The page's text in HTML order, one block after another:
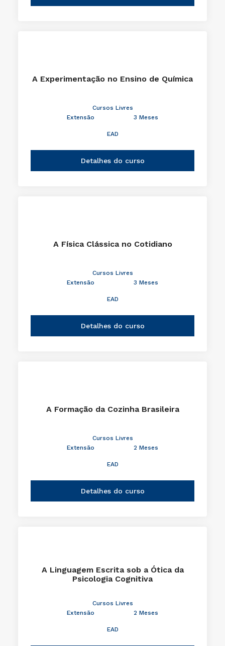
A Experimentação no Ensino de Química
Cursos Livres
Extensão
3 Meses
EAD
Detalhes do curso
A Física Clássica no Cotidiano
Cursos Livres
Extensão
3 Meses
EAD
Detalhes do curso
A Formação da Cozinha Brasileira
Cursos Livres
Extensão
2 Meses
EAD
Detalhes do curso
A Linguagem Escrita sob a Ótica da
Psicologia Cognitiva
Cursos Livres
Extensão
2 Meses
EAD